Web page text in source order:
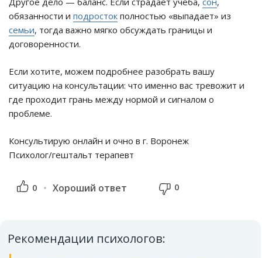
обязанности и подросток полностью «выпадает» из
семьи, тогда важно мягко обсуждать границы и
договоренности.
Если хотите, можем подробнее разобрать вашу
ситуацию на консультации: что именно вас тревожит и
где проходит грань между нормой и сигналом о
проблеме.
Консультирую онлайн и очно в г. Воронеж
Психолог/гештальт терапевт
0 Хороший ответ 0
Рекомендации психологов: